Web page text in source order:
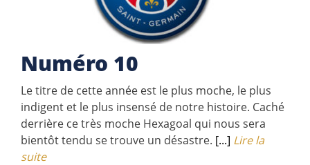
Numéro 10
Le titre de cette année est le plus moche, le plus
indigent et le plus insensé de notre histoire. Caché
derrière ce très moche Hexagoal qui nous sera
bientôt tendu se trouve un désastre. [...] Lire la
suite